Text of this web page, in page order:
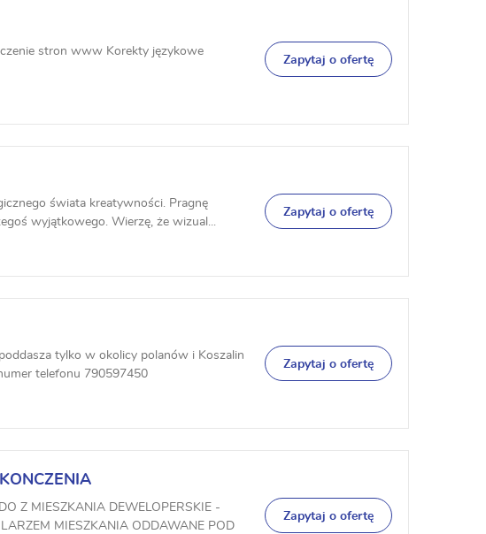
stron www Korekty językowe
Zapytaj o ofertę
świata kreatywności. Pragnę
wyjątkowego. Wierzę, że wizual...
Zapytaj o ofertę
tylko w okolicy polanów i Koszalin
telefonu 790597450
Zapytaj o ofertę
Z MIESZKANIA DEWELOPERSKIE -
MIESZKANIA ODDAWANE POD
Zapytaj o ofertę